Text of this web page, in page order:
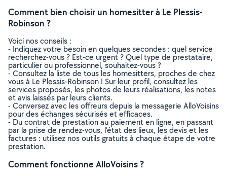
Comment bien choisir un homesitter à Le Plessis-
Robinson ?
Voici nos conseils :
- Indiquez votre besoin en quelques secondes : quel service
recherchez-vous ? Est-ce urgent ? Quel type de prestataire,
particulier ou professionnel, souhaitez-vous ?
- Consultez la liste de tous les homesitters, proches de chez
vous à Le Plessis-Robinson ! Sur leur profil, consultez les
services proposés, les photos de leurs réalisations, les notes
et avis laissés par leurs clients.
- Conversez avec les offreurs depuis la messagerie AlloVoisins
pour des échanges sécurisés et efficaces.
- Du contrat de prestation au paiement en ligne, en passant
par la prise de rendez-vous, l’état des lieux, les devis et les
factures : utilisez nos outils gratuits à chaque étape de votre
prestation.
Comment fonctionne AlloVoisins ?